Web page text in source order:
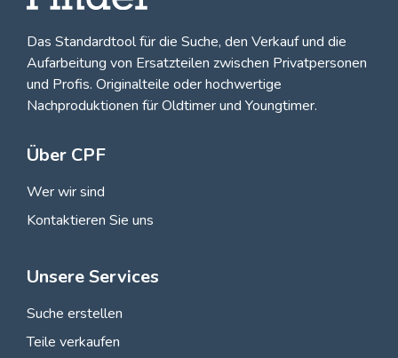
Das Standardtool für die Suche, den Verkauf und die
Aufarbeitung von Ersatzteilen zwischen Privatpersonen
und Profis. Originalteile oder hochwertige
Nachproduktionen für Oldtimer und Youngtimer.
Über CPF
Wer wir sind
Kontaktieren Sie uns
Unsere Services
Suche erstellen
Teile verkaufen